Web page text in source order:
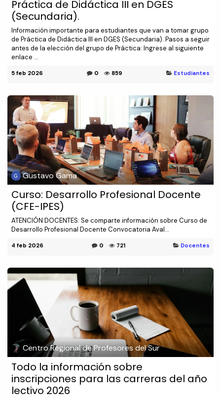
Práctica de Didáctica III en DGES
(Secundaria).
Información importante para estudiantes que van a tomar grupo
de Práctica de Didáctica III en DGES (Secundaria). Pasos a seguir
antes de la elección del grupo de Práctica: Ingrese al siguiente
enlace ...
5 feb 2026 0 859 Estudiantes
Gustavo Gama
Curso: Desarrollo Profesional Docente
(CFE-IPES)
ATENCIÓN DOCENTES: Se comparte información sobre Curso de
Desarrollo Profesional Docente Convocatoria Aval...
4 feb 2026 0 721 Docentes
Centro Regional de Profesores del Sur
Todo la información sobre
inscripciones para las carreras del año
lectivo 2026